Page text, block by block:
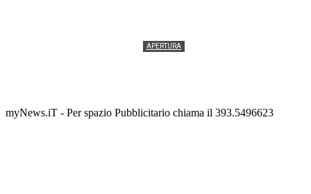
APERTURA
myNews.iT - Per spazio Pubblicitario chiama il 393.5496623